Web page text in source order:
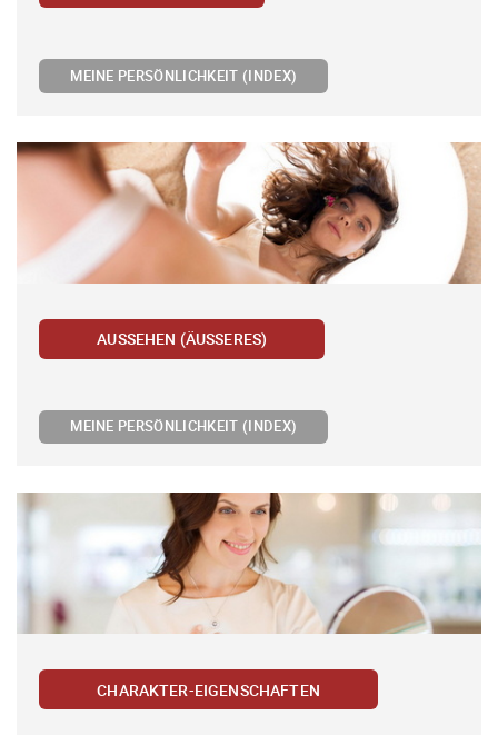
MEINE PERSÖNLICHKEIT (INDEX)
AUSSEHEN (ÄUSSERES)
MEINE PERSÖNLICHKEIT (INDEX)
CHARAKTER-EIGENSCHAFTEN